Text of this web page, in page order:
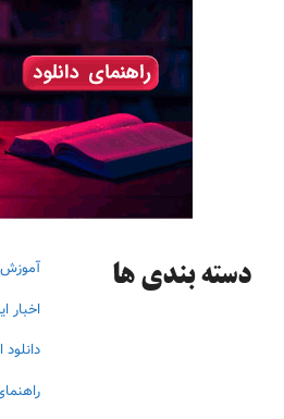
دسته‌ بندی ها
اخبار
دانلود